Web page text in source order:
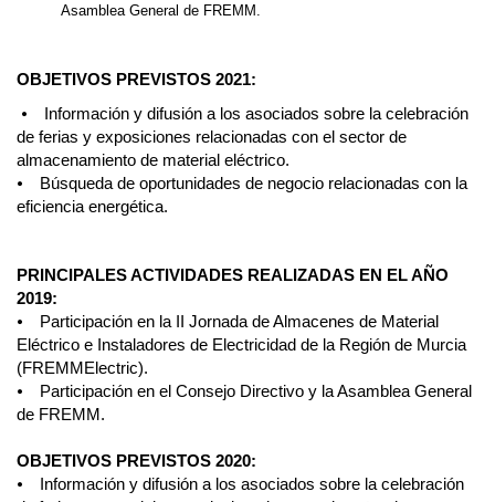
Asamblea General de FREMM.
OBJETIVOS PREVISTOS 2021:
⦁ Información y difusión a los asociados sobre la celebración
de ferias y exposiciones relacionadas con el sector de
almacenamiento de material eléctrico.
⦁ Búsqueda de oportunidades de negocio relacionadas con la
eficiencia energética.
PRINCIPALES ACTIVIDADES REALIZADAS EN EL AÑO
2019:
⦁ Participación en la II Jornada de Almacenes de Material
Eléctrico e Instaladores de Electricidad de la Región de Murcia
(FREMMElectric).
⦁ Participación en el Consejo Directivo y la Asamblea General
de FREMM.
OBJETIVOS PREVISTOS 2020:
⦁ Información y difusión a los asociados sobre la celebración